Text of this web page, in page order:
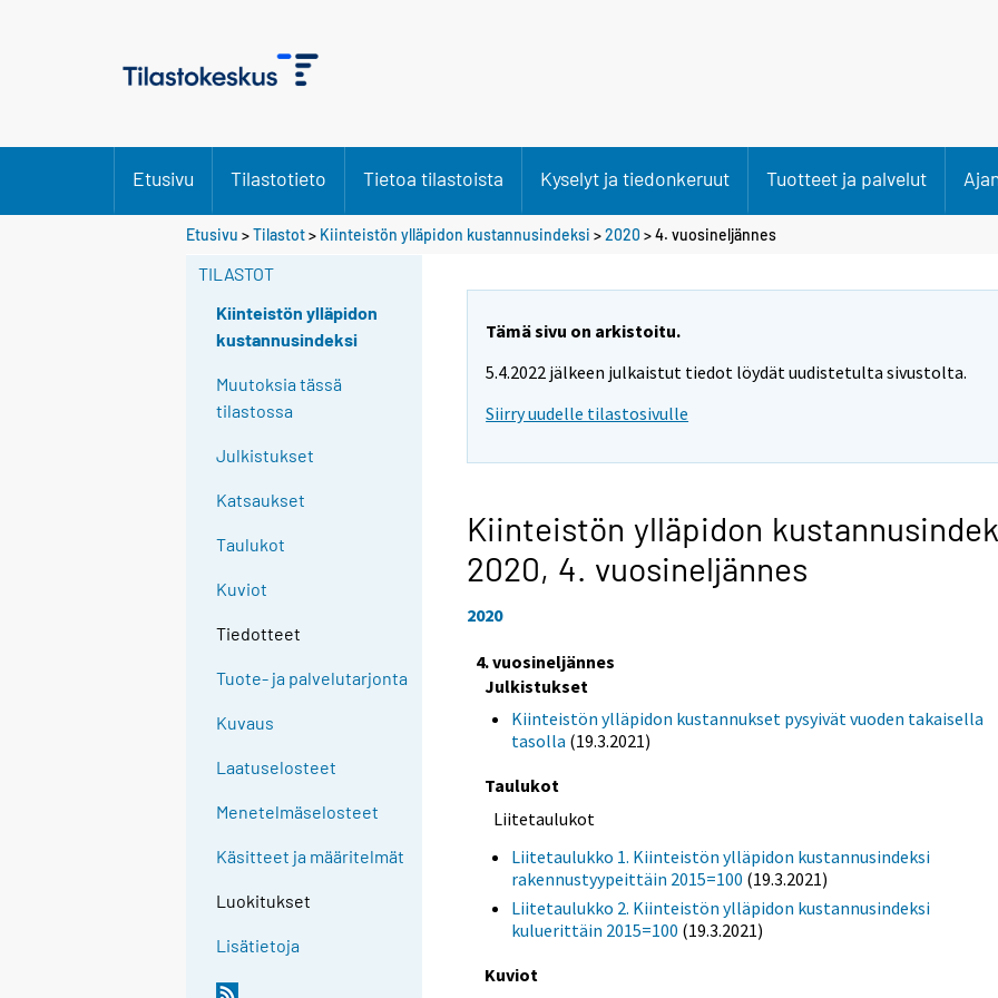
Etusivu Tilastotieto Tietoa tilastoista Kyselyt ja tiedonkeruut Tuotteet ja palvelut
Etusivu >Tilastot> Kiinteistön ylläpidon kustannusindeksi >2020 >4. vuosineljännes
TILASTOT
Kiinteistön ylläpidon
kustannusindeksi
Muutoksia tässä
tilastossa
Julkistukset
Katsaukset
Taulukot
Kuviot
Tiedotteet
Tuote- ja palvelutarjonta
Kuvaus
Laatuselosteet
Menetelmäselosteet
Käsitteet ja määritelmät
Luokitukset
Lisätietoja
Tämä sivu on arkistoitu.
5.4.2022 jälkeen julkaistut tiedot löydät uudistetulta sivustolta.
Siirry uudelle tilastosivulle
Kiinteistön ylläpidon
2020, 4. vuosineljännes
2020
4. vuosineljännes
Julkistukset
Kiinteistön ylläpidon kustannukset pysyivät vuoden takaisella
tasolla (19.3.2021)
Taulukot
Liitetaulukot
Liitetaulukko 1. Kiinteistön ylläpidon kustannusindeksi
rakennustyypeittäin 2015=100 (19.3.2021)
Liitetaulukko 2. Kiinteistön ylläpidon kustannusindeksi
kuluerittäin 2015=100 (19.3.2021)
Kuviot